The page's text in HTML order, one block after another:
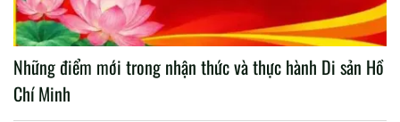
Những điểm mới trong nhận thức và thực hành Di sản Hồ
Chí Minh